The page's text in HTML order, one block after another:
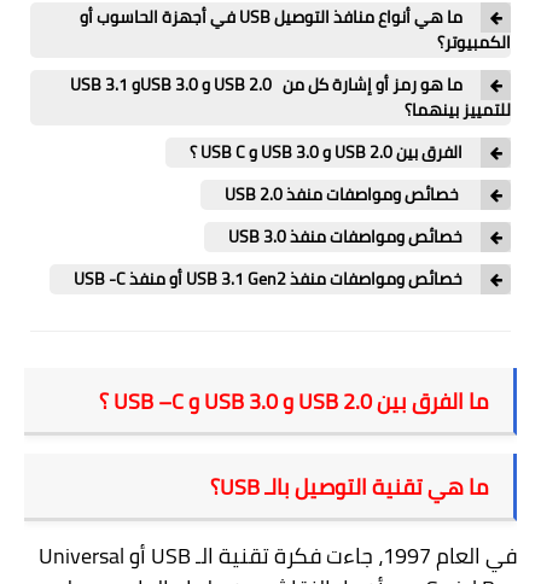
قسم البرمجيات والأكواد
حاسبات علمية
ما هي أنواع منافذ التوصيل USB في أجهزة الحاسوب أو
الكمبيوتر؟
ما هو رمز أو إشارة كل من USB 2.0 و USB 3.0و USB 3.1
للتمييز بينهما؟
الفرق بين USB 2.0 و USB 3.0 و USB C ؟
خصائص ومواصفات منفذ USB 2.0
خصائص ومواصفات منفذ USB 3.0
خصائص ومواصفات منفذ USB 3.1 Gen2 أو منفذ USB -C
ما الفرق بينUSB 2.0وUSB 3.0وUSB –C؟
ما هي تقنية التوصيل بالـUSB؟
في العام 1997، جاءت فكرة تقنية الـ
USBأوUniversal